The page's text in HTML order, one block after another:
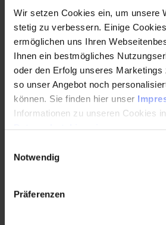
Wir setzen Cookies ein, um unsere
stetig zu verbessern. Einige
ermöglichen uns Ihren
Ihnen ein bestmögliches
oder den Erfolg unseres Marketings
so unser Angebot noch
können. Sie finden hier unser
Informationen zu unseren Cookies
Notwendig
Präferenzen
Fallstricke
Gerüche: Messung von
Geruchsmessungen
VOC, MVOC, Chloranisole,
Phenole, Kresole, PAK,
welche Messung sinnvoll?
Einschränkungen
30, VDI 4302, AGÖF-­